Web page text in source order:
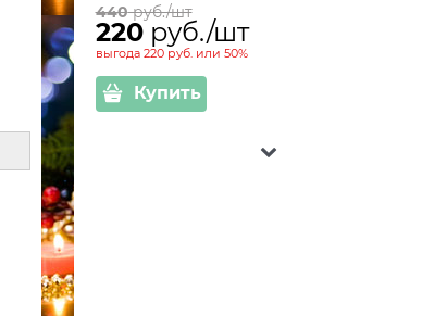
440 руб./шт
220 руб./шт
выгода 220 руб. или 50%
Купить